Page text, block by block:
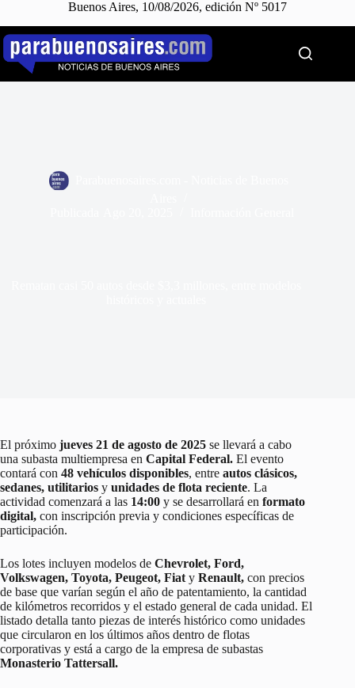
Buenos Aires, 10/08/2026, edición Nº 5017
Saltar
contenido
El próximo jueves 21 de agosto de 2025 se llevará a cabo
una subasta multiempresa en Capital Federal. El evento
contará con 48 vehículos disponibles, entre autos clásicos,
sedanes, utilitarios y unidades de flota reciente. La
actividad comenzará a las 14:00 y se desarrollará en formato
digital, con inscripción previa y condiciones específicas de
participación.
Los lotes incluyen modelos de Chevrolet, Ford,
Volkswagen, Toyota, Peugeot, Fiat y Renault, con precios
de base que varían según el año de patentamiento, la cantidad
de kilómetros recorridos y el estado general de cada unidad. El
listado detalla tanto piezas de interés histórico como unidades
que circularon en los últimos años dentro de flotas
corporativas y está a cargo de la empresa de subastas
Monasterio Tattersall.